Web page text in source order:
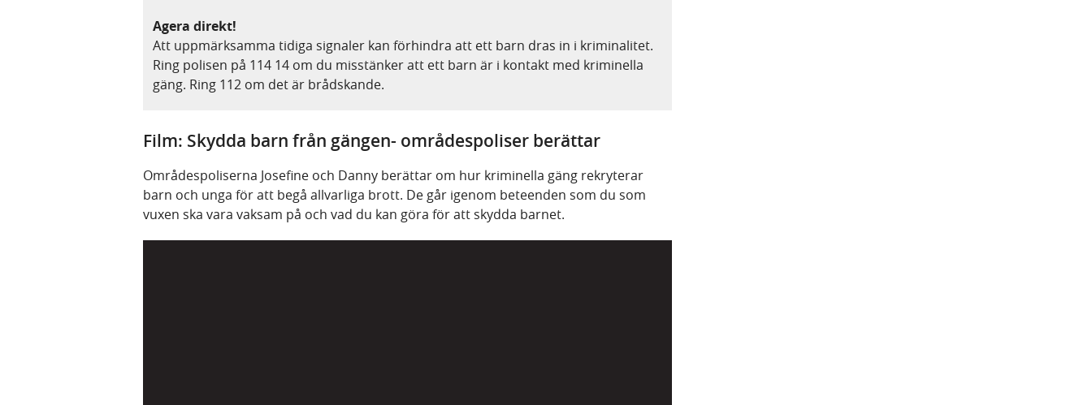
Agera direkt!
Att uppmärksamma tidiga signaler kan förhindra att ett barn dras in i kriminalitet.
Ring polisen på 114 14 om du misstänker att ett barn är i kontakt med kriminella
gäng. Ring 112 om det är brådskande.
Film: Skydda barn från gängen- områdespoliser berättar
Områdespoliserna Josefine och Danny berättar om hur kriminella gäng rekryterar
barn och unga för att begå allvarliga brott. De går igenom beteenden som du som
vuxen ska vara vaksam på och vad du kan göra för att skydda barnet.